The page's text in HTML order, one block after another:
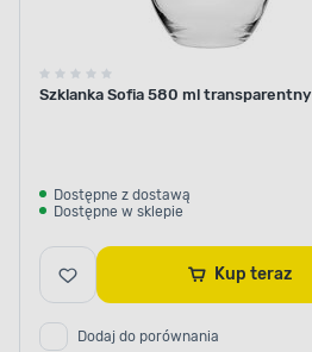
Szklanka Sofia 580 ml transparentny
Dostępne z dostawą
Dostępne w sklepie
Kup teraz
Dodaj do porównania